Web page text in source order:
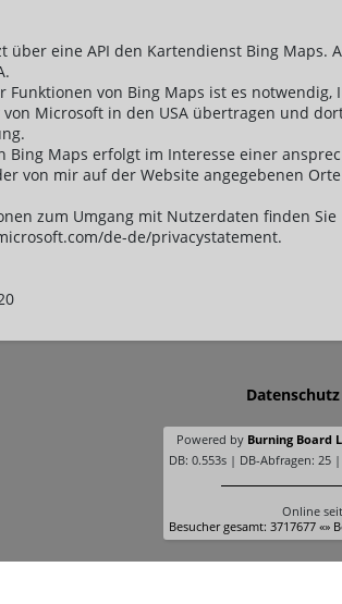
über eine API den Kartendienst Bing Maps.
Funktionen von Bing Maps ist es
Microsoft in den USA übertragen und
Bing Maps erfolgt im Interesse einer
von mir auf der Website angegebenen
zum Umgang mit Nutzerdaten finden
de-de/privacystatement.
Datenschutz
Powered by Burning Board
DB: 0.553s | DB-Abfragen: 25
Online
Besucher gesamt: 3717677 «»